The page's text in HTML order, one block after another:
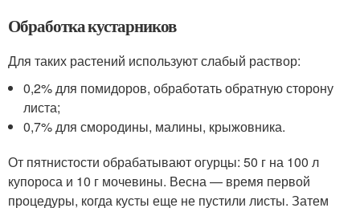
Обработка кустарников
Для таких растений используют слабый раствор:
0,2% для помидоров, обработать обратную сторону
листа;
0,7% для смородины, малины, крыжовника.
От пятнистости обрабатывают огурцы: 50 г на 100 л
купороса и 10 г мочевины. Весна — время первой
процедуры, когда кусты еще не пустили листы. Затем